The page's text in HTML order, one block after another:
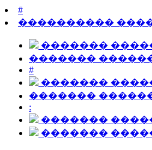
#
����������
�������
�������
#
�������
�������
:
�������
�������